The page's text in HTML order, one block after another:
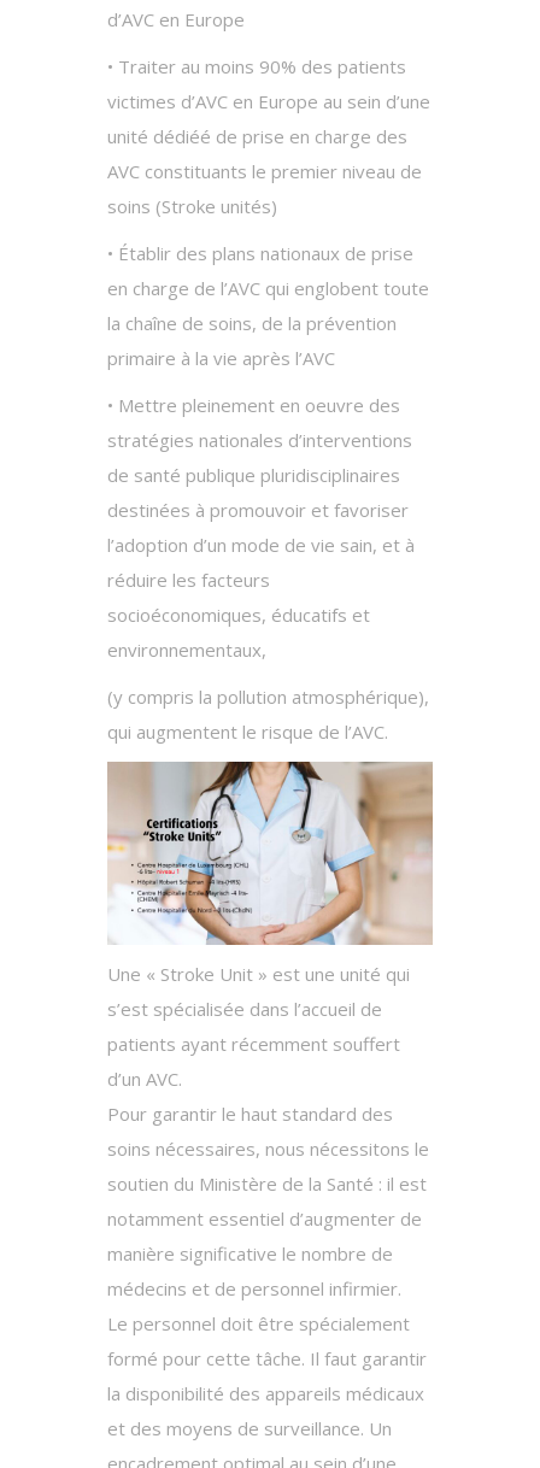
d’AVC en Europe
• Traiter au moins 90% des patients
victimes d’AVC en Europe au sein d’une
unité dédiéé de prise en charge des
AVC constituants le premier niveau de
soins (Stroke unités)
• Établir des plans nationaux de prise
en charge de l’AVC qui englobent toute
la chaîne de soins, de la prévention
primaire à la vie après l’AVC
• Mettre pleinement en oeuvre des
stratégies nationales d’interventions
de santé publique pluridisciplinaires
destinées à promouvoir et favoriser
l’adoption d’un mode de vie sain, et à
réduire les facteurs
socioéconomiques, éducatifs et
environnementaux,
(y compris la pollution atmosphérique),
qui augmentent le risque de l’AVC.
Une « Stroke Unit » est une unité qui
s’est spécialisée dans l’accueil de
patients ayant récemment souffert
d’un AVC.
Pour garantir le haut standard des
soins nécessaires, nous nécessitons le
soutien du Ministère de la Santé : il est
notamment essentiel d’augmenter de
manière significative le nombre de
médecins et de personnel infirmier.
Le personnel doit être spécialement
formé pour cette tâche. Il faut garantir
la disponibilité des appareils médicaux
et des moyens de surveillance. Un